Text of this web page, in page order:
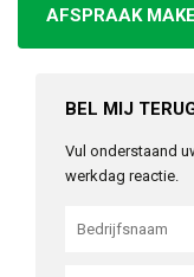
AFSPRAAK
BEL MIJ
Vul onderstaand
werkdag reactie.